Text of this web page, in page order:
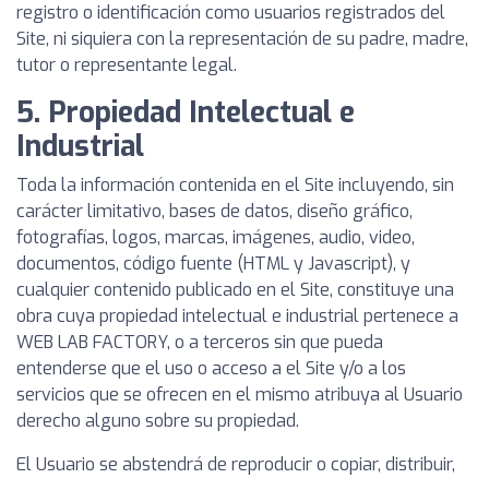
registro o identificación como usuarios registrados del
Site, ni siquiera con la representación de su padre, madre,
tutor o representante legal.
5. Propiedad Intelectual e
Industrial
Toda la información contenida en el Site incluyendo, sin
carácter limitativo, bases de datos, diseño gráfico,
fotografías, logos, marcas, imágenes, audio, video,
documentos, código fuente (HTML y Javascript), y
cualquier contenido publicado en el Site, constituye una
obra cuya propiedad intelectual e industrial pertenece a
WEB LAB FACTORY, o a terceros sin que pueda
entenderse que el uso o acceso a el Site y/o a los
servicios que se ofrecen en el mismo atribuya al Usuario
derecho alguno sobre su propiedad.
El Usuario se abstendrá de reproducir o copiar, distribuir,